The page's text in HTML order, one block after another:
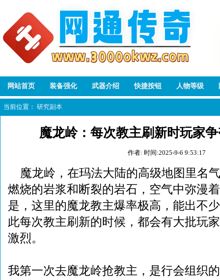
网站首页 装备强化 武器介绍 快捷按钮 人物等级
当前位置： 研究副本
魔龙岭：每次教主刷新时玩家
作者: 时间:2025-9-6 9:53:17
魔龙岭，在玛法大陆的高级地图里名
燃烧的岩浆和断裂的岩石，空气中弥漫
是，这里的魔龙教主爆率极高，能出不
此每次教主刷新的时候，都会有大批玩
激烈。
我第一次去魔龙岭抢教主，是行会组织